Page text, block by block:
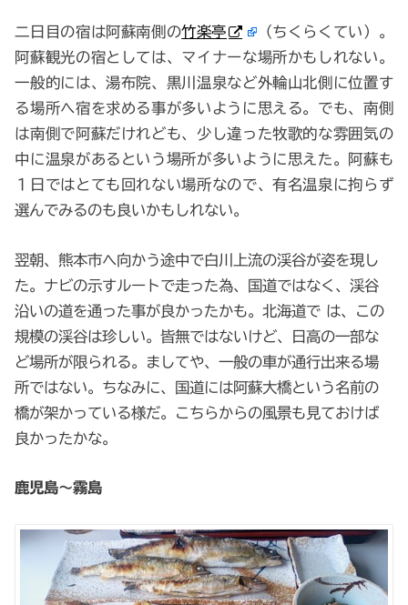
二日目の宿は阿蘇南側の竹楽亭
（ちくらくてい）。
阿蘇観光の宿としては、マイナーな場所かもしれない。
一般的には、湯布院、黒川温泉など外輪山北側に位置す
る場所へ宿を求める事が多いように思える。でも、南側
は南側で阿蘇だけれども、少し違った牧歌的な雰囲気の
中に温泉があるという場所が多いように思えた。阿蘇も
１日ではとても回れない場所なので、有名温泉に拘らず
選んでみるのも良いかもしれない。
翌朝、熊本市へ向かう途中で白川上流の渓谷が姿を現し
た。ナビの示すルートで走った為、国道ではなく、渓谷
沿いの道を通った事が良かったかも。北海道で は、この
規模の渓谷は珍しい。皆無ではないけど、日高の一部な
ど場所が限られる。ましてや、一般の車が通行出来る場
所ではない。ちなみに、国道には阿蘇大橋という名前の
橋が架かっている様だ。こちらからの風景も見ておけば
良かったかな。
鹿児島～霧島